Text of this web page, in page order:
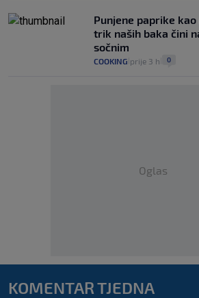
Punjene paprike
trik naših baka čini
sočnim
COOKING prije 3 h 0
Oglas
KOMENTAR TJEDNA